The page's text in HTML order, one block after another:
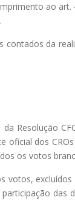
ao art.
contados da
Resolução
oficial dos
os votos
votos,
das